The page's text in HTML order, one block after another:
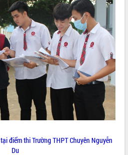
điểm thi Trường THPT Chuyên Nguyễn
Du